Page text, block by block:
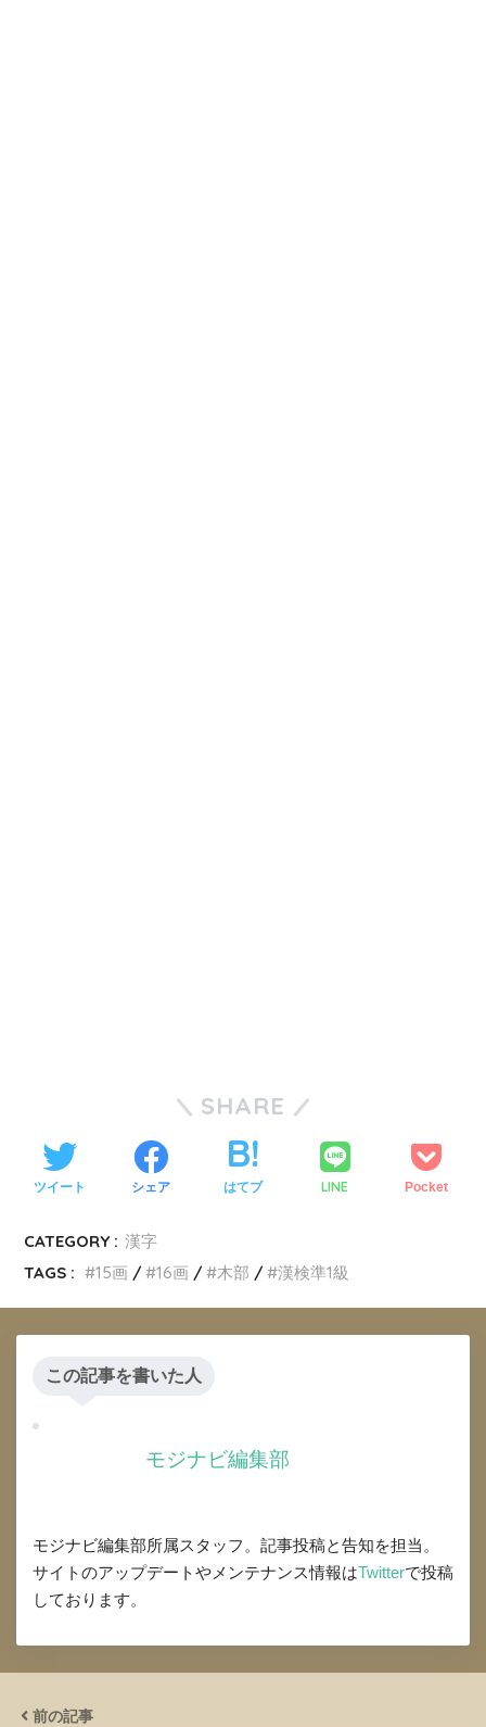
SHARE
ツイート シェア はてブ LINE Pocket
CATEGORY : 漢字
TAGS :
15画 16画 木部 漢検準1級
この記事を書いた人
モジナビ編集部
モジナビ編集部所属スタッフ。記事投稿と告知を担当。
サイトのアップデートやメンテナンス情報はTwitterで投稿
しております。
前の記事